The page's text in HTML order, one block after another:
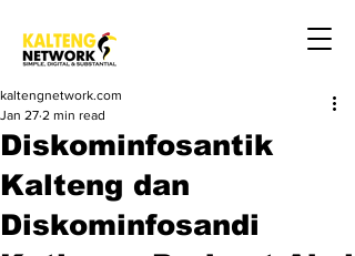
Diskominfosantik
Kalteng dan
Diskominfosandi
kaltengnetwork.com
Jan 27 2 min read